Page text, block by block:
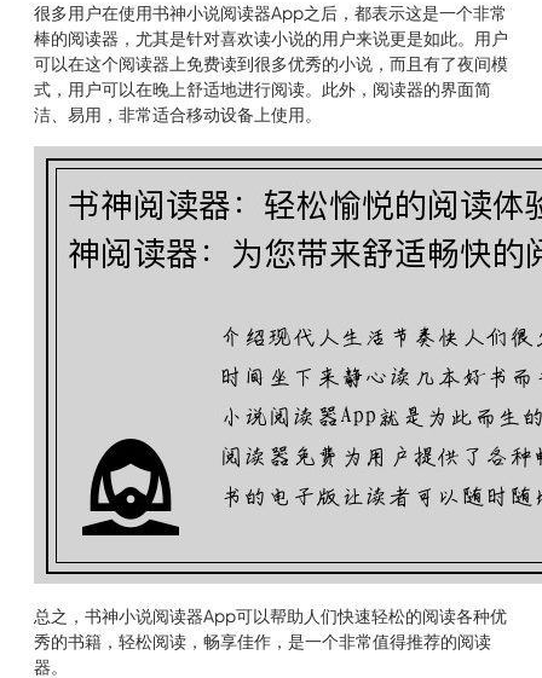
很多用户在使用书神小说阅读器App之后，都表示这是一个非常
棒的阅读器，尤其是针对喜欢读小说的用户来说更是如此。用户
可以在这个阅读器上免费读到很多优秀的小说，而且有了夜间模
式，用户可以在晚上舒适地进行阅读。此外，阅读器的界面简
洁、易用，非常适合移动设备上使用。
总之，书神小说阅读器App可以帮助人们快速轻松的阅读各种优
秀的书籍，轻松阅读，畅享佳作，是一个非常值得推荐的阅读
器。